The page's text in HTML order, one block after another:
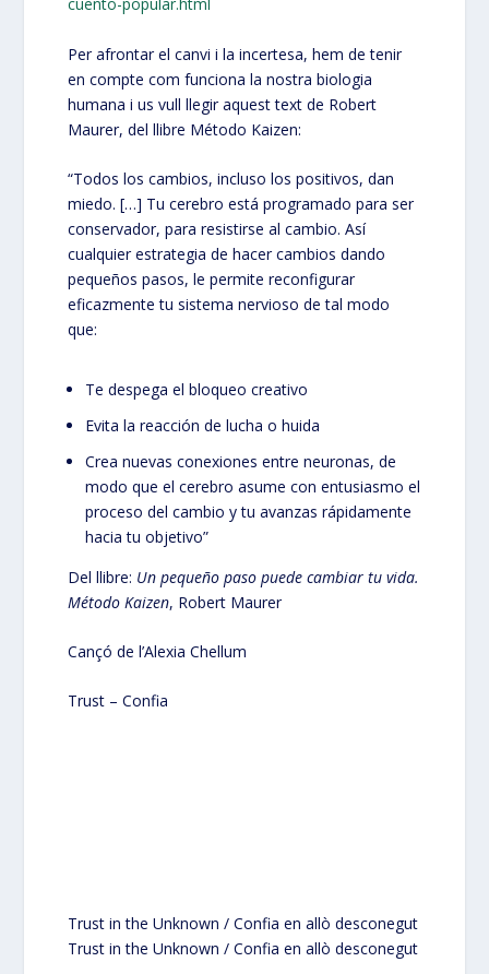
Per afrontar el canvi i la incertesa, hem de tenir
en compte com funciona la nostra biologia
humana i us vull llegir aquest text de Robert
Maurer, del llibre Método Kaizen:
“Todos los cambios, incluso los positivos, dan
miedo. […] Tu cerebro está programado para ser
conservador, para resistirse al cambio. Así
cualquier estrategia de hacer cambios dando
pequeños pasos, le permite reconfigurar
eficazmente tu sistema nervioso de tal modo
que:
Te despega el bloqueo creativo
Evita la reacción de lucha o huida
Crea nuevas conexiones entre neuronas, de
modo que el cerebro asume con entusiasmo el
proceso del cambio y tu avanzas rápidamente
hacia tu objetivo”
Del llibre: Un pequeño paso puede cambiar tu vida.
Método Kaizen, Robert Maurer
Cançó de l’Alexia Chellum
Trust – Confia
Trust in the Unknown / Confia en allò desconegut
Trust in the Unknown / Confia en allò desconegut